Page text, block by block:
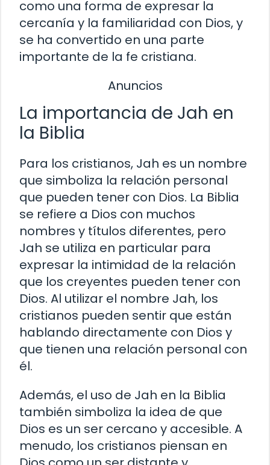
como una forma de expresar la
cercanía y la familiaridad con Dios, y
se ha convertido en una parte
importante de la fe cristiana.
Anuncios
La importancia de Jah en
la Biblia
Para los cristianos, Jah es un nombre
que simboliza la relación personal
que pueden tener con Dios. La Biblia
se refiere a Dios con muchos
nombres y títulos diferentes, pero
Jah se utiliza en particular para
expresar la intimidad de la relación
que los creyentes pueden tener con
Dios. Al utilizar el nombre Jah, los
cristianos pueden sentir que están
hablando directamente con Dios y
que tienen una relación personal con
él.
Además, el uso de Jah en la Biblia
también simboliza la idea de que
Dios es un ser cercano y accesible. A
menudo, los cristianos piensan en